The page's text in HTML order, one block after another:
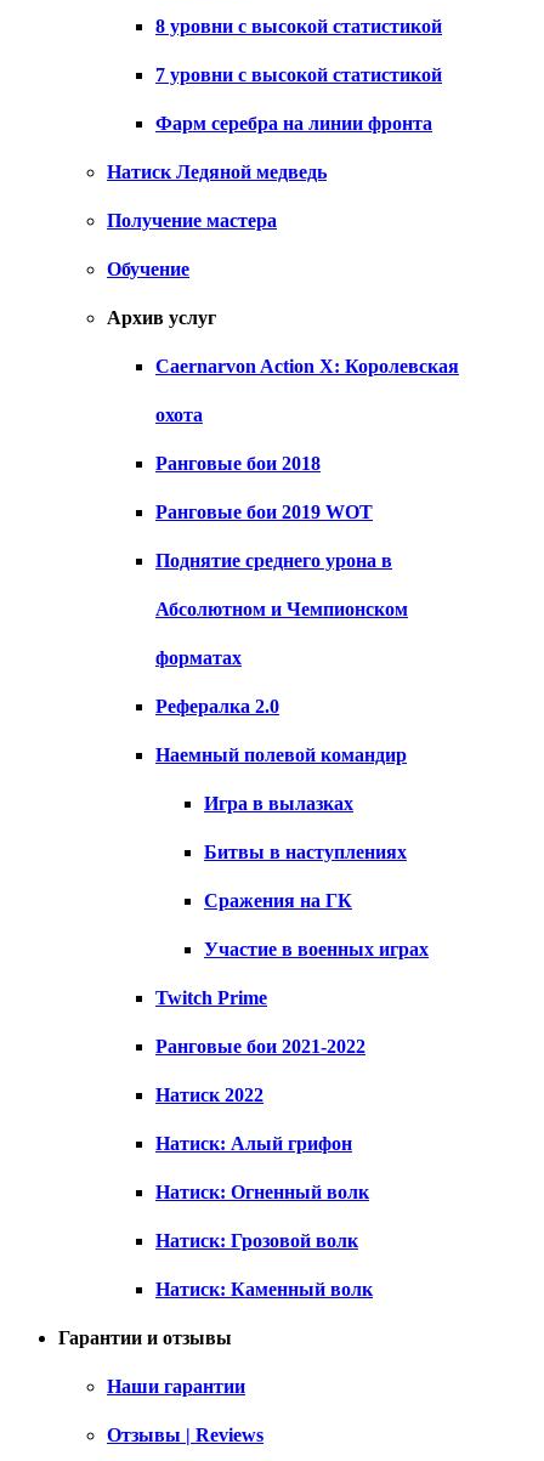
8 уровни с высокой статистикой
7 уровни с высокой статистикой
Фарм серебра на линии фронта
Натиск Ледяной медведь
Получение мастера
Обучение
Архив услуг
Caernarvon Action X: Королевская
охота
Ранговые бои 2018
Ранговые бои 2019 WOT
Поднятие среднего урона в
Абсолютном и Чемпионском
форматах
Рефералка 2.0
Наемный полевой командир
Игра в вылазках
Битвы в наступлениях
Сражения на ГК
Участие в военных играх
Twitch Prime
Ранговые бои 2021-2022
Натиск 2022
Натиск: Алый грифон
Натиск: Огненный волк
Натиск: Грозовой волк
Натиск: Каменный волк
Гарантии и отзывы
Наши гарантии
Отзывы | Reviews